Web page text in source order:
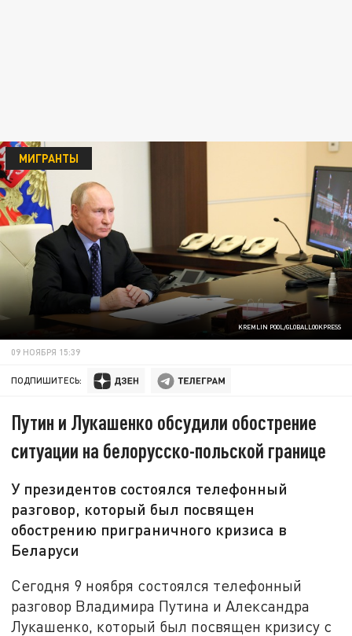
KREMLIN POOL/GLOBALLOOKPRESS
МИГРАНТЫ
09 НОЯБРЯ 15:39
ПОДПИШИТЕСЬ:
Путин и Лукашенко обсудили обострение
ситуации на белорусско-польской границе
У президентов состоялся телефонный
разговор, который был посвящен
обострению приграничного кризиса в
Беларуси
Сегодня 9 ноября состоялся телефонный
разговор Владимира Путина и Александра
Лукашенко, который был посвящен кризису с